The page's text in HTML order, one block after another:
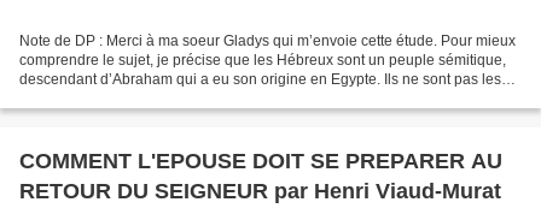
Note de DP : Merci à ma soeur Gladys qui m’envoie cette étude. Pour mieux
comprendre le sujet, je précise que les Hébreux sont un peuple sémitique,
descendant d’Abraham qui a eu son origine en Egypte. Ils ne sont pas les
COMMENT L'EPOUSE DOIT SE PREPARER AU
RETOUR DU SEIGNEUR par Henri Viaud-Murat